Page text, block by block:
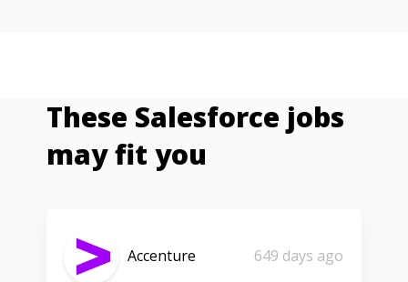
These Salesforce jobs
may fit you
Accenture 649 days ago